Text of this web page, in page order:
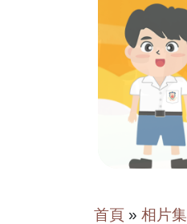
首頁 » 相片集